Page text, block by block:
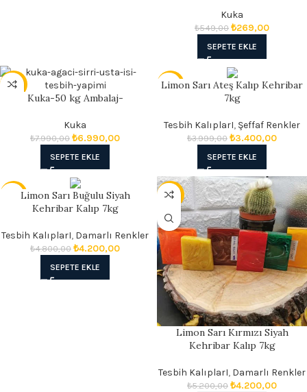
Kuka
₺549,00 ₺269,00
SEPETE EKLE
- 13%
Kuka-50 kg Ambalaj-
Kuka
₺7.990,00 ₺6.990,00
SEPETE EKLE
- 15%
Limon Sarı Ateş Kalıp Kehribar
7kg
Tesbih KalıplarI, Şeffaf Renkler
₺3.999,00 ₺3.400,00
SEPETE EKLE
- 13%Limon Sarı Buğulu Siyah
Kehribar Kalıp 7kg
Tesbih KalıplarI, Damarlı Renkler
₺4.800,00 ₺4.200,00
SEPETE EKLE
- 19%
Limon Sarı Kırmızı Siyah
Kehribar Kalıp 7kg
Tesbih KalıplarI, Damarlı Renkler
₺5.200,00 ₺4.200,00